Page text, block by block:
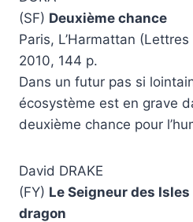
(SF) Deuxième chance
Paris, L’Harmattan
2010, 144 p.
Dans un futur pas si
écosystème est en grave
deuxième chance pour
David DRAKE
(FY) Le Seigneur des
dragon